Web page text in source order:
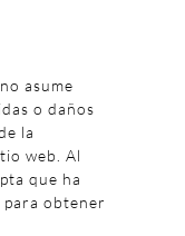
asume
o daños
la
web. Al
que ha
obtener